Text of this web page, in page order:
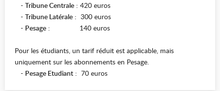
- Tribune Centrale : 420 euros
- Tribune Latérale : 300 euros
- Pesage : 140 euros
Pour les étudiants, un tarif réduit est applicable, mais
uniquement sur les abonnements en Pesage.
- Pesage Etudiant : 70 euros